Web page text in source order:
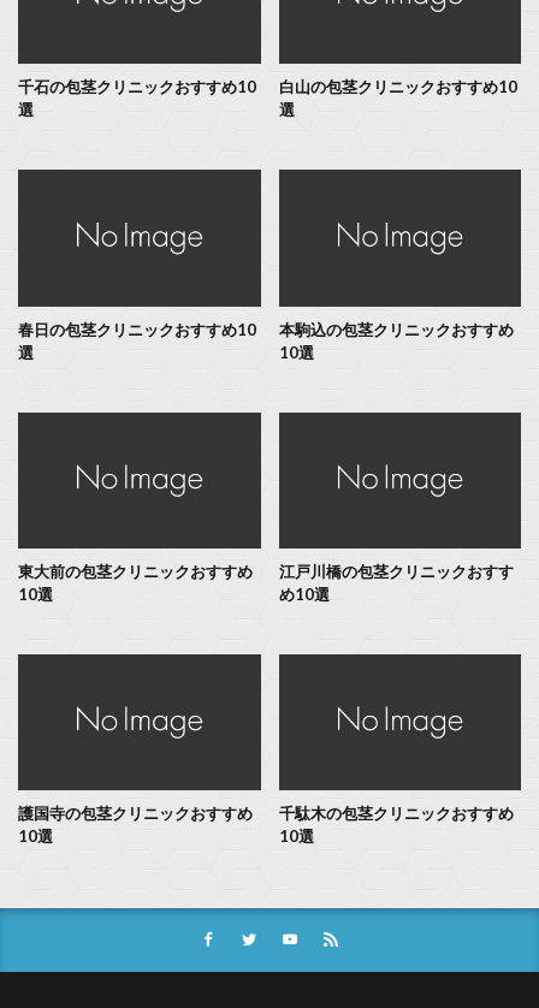
千石の包茎クリニックおすすめ10
選
白山の包茎クリニックおすすめ10
選
春日の包茎クリニックおすすめ10
選
本駒込の包茎クリニックおすすめ
10選
東大前の包茎クリニックおすすめ
10選
江戸川橋の包茎クリニックおすす
め10選
護国寺の包茎クリニックおすすめ
10選
千駄木の包茎クリニックおすすめ
10選